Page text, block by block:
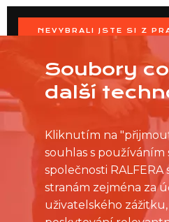
NEVYBRALI JSTE SI Z
OSLOVTE PRODEJNU
Soubory
další
Kliknutím na
souhlas s
společnosti RALFERA
stranám zejména za
uživatelského